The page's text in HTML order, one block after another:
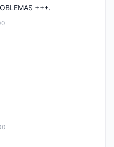
+++.